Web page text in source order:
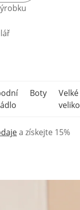
Boty
Velké
a získejte 15%